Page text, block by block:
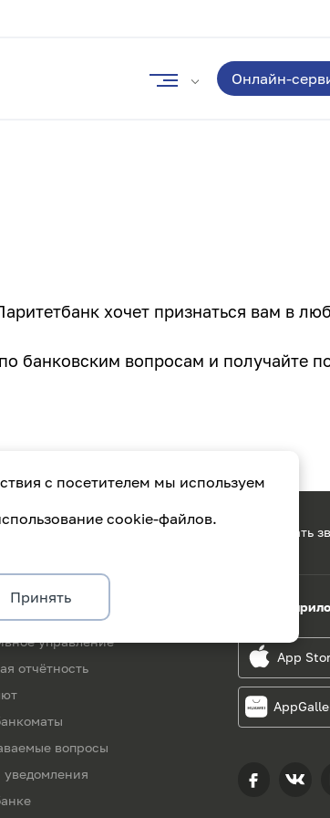
Онлайн-
хочет признаться вам в
банковским вопросам и получайте
+375(29)311-49-49 Заказать
управление
отчётность
вопросы
уведомления
Скачать
App
с посетителем мы используем
cookie-файлов.
Принять